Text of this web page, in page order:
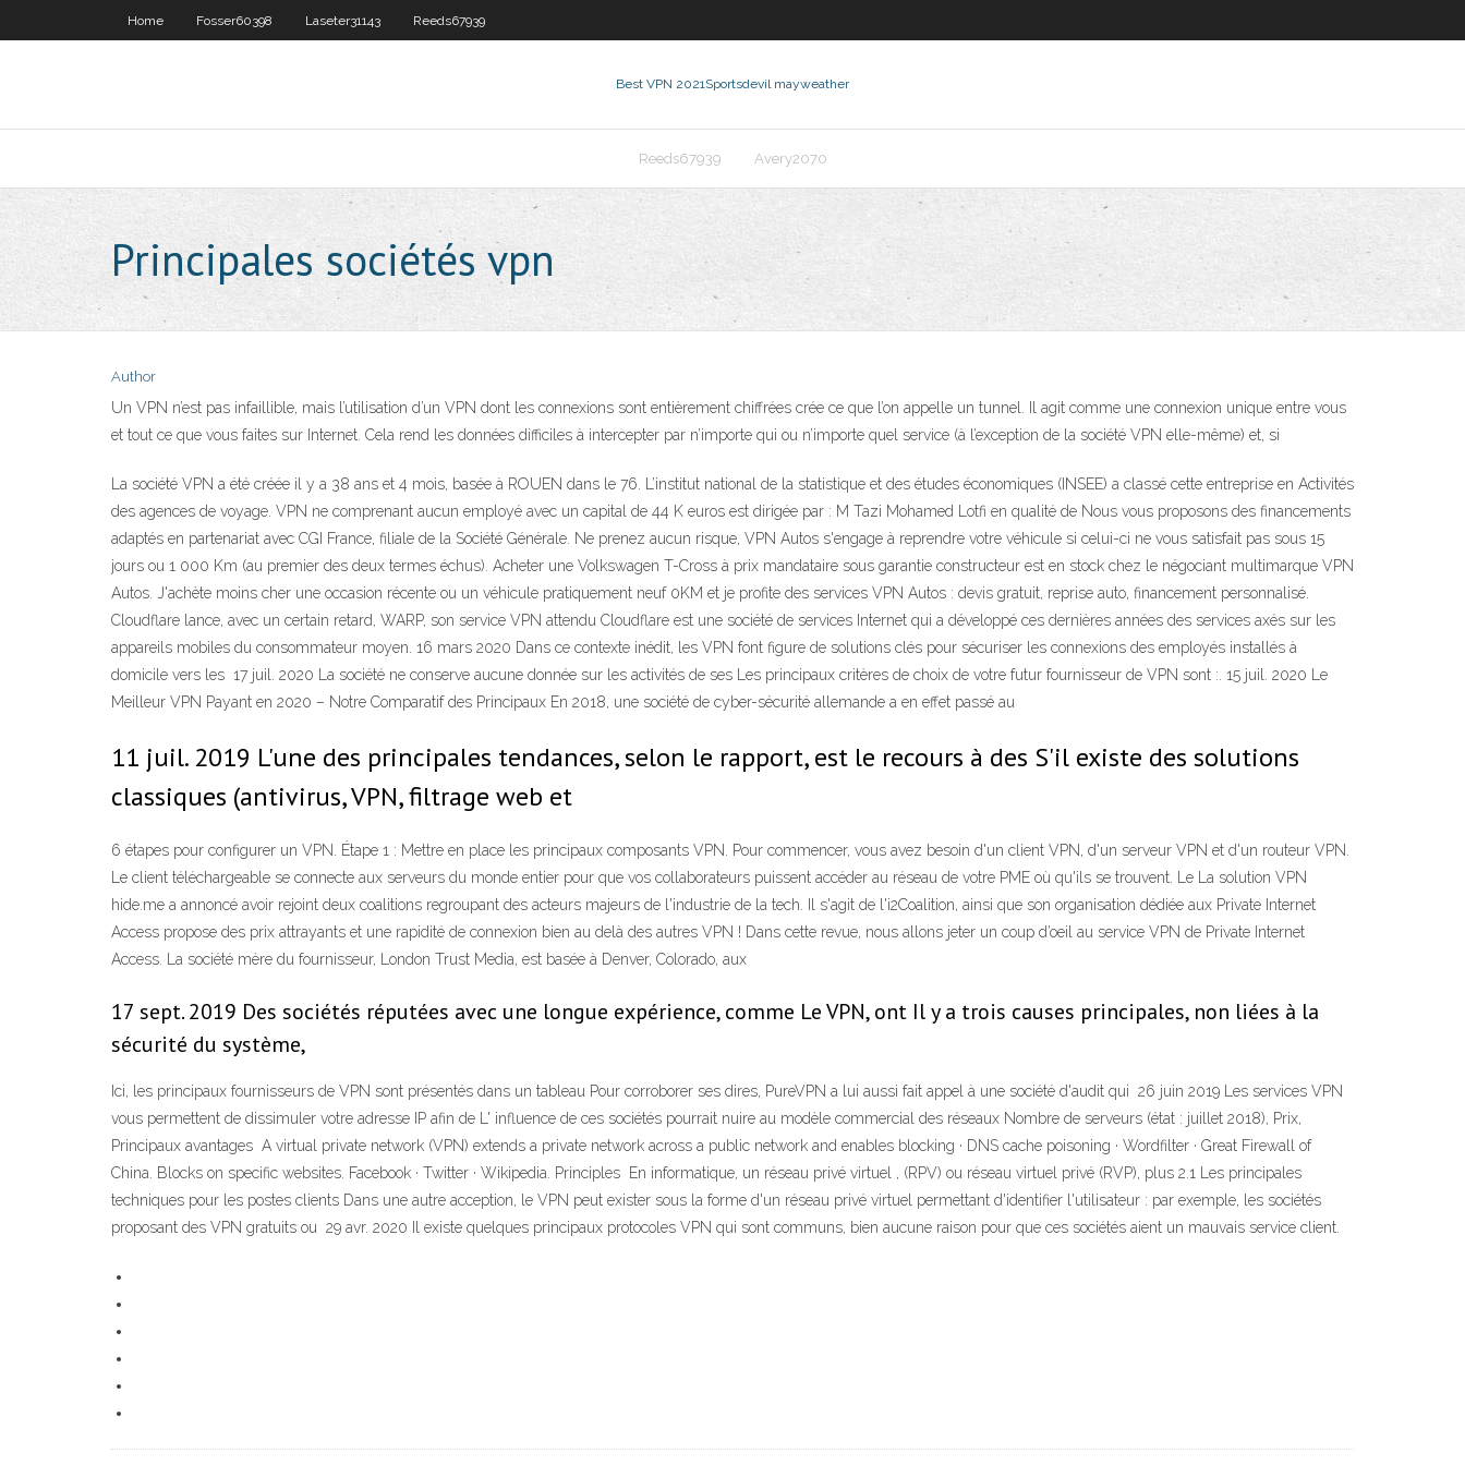
Home Fosser60398 Laseter31143 Reeds67939
Best VPN 2021Sportsdevil mayweather
Reeds67939 Avery2070
Principales sociétés vpn
Author
Un VPN n’est pas infaillible, mais l’utilisation d’un VPN dont les connexions sont entièrement chiffrées crée ce que l’on appelle un tunnel. Il agit comme une connexion unique entre vous
et tout ce que vous faites sur Internet. Cela rend les données difficiles à intercepter par n’importe qui ou n’importe quel service (à l’exception de la société VPN elle-même) et, si
La société VPN a été créée il y a 38 ans et 4 mois, basée à ROUEN dans le 76. L’institut national de la statistique et des études économiques (INSEE) a classé cette entreprise en Activités
des agences de voyage. VPN ne comprenant aucun employé avec un capital de 44 K euros est dirigée par : M Tazi Mohamed Lotfi en qualité de Nous vous proposons des financements
adaptés en partenariat avec CGI France, filiale de la Société Générale. Ne prenez aucun risque, VPN Autos s'engage à reprendre votre véhicule si celui-ci ne vous satisfait pas sous 15
jours ou 1 000 Km (au premier des deux termes échus). Acheter une Volkswagen T-Cross à prix mandataire sous garantie constructeur est en stock chez le négociant multimarque VPN
Autos. J'achète moins cher une occasion récente ou un véhicule pratiquement neuf 0KM et je profite des services VPN Autos : devis gratuit, reprise auto, financement personnalisé.
Cloudflare lance, avec un certain retard, WARP, son service VPN attendu Cloudflare est une société de services Internet qui a développé ces dernières années des services axés sur les
appareils mobiles du consommateur moyen. 16 mars 2020 Dans ce contexte inédit, les VPN font figure de solutions clés pour sécuriser les connexions des employés installés à
domicile vers les 17 juil. 2020 La société ne conserve aucune donnée sur les activités de ses Les principaux critères de choix de votre futur fournisseur de VPN sont :. 15 juil. 2020 Le
Meilleur VPN Payant en 2020 – Notre Comparatif des Principaux En 2018, une société de cyber-sécurité allemande a en effet passé au
11 juil. 2019 L'une des principales tendances, selon le rapport, est le recours à des S'il existe des solutions
classiques (antivirus, VPN, filtrage web et
6 étapes pour configurer un VPN. Étape 1 : Mettre en place les principaux composants VPN. Pour commencer, vous avez besoin d'un client VPN, d'un serveur VPN et d'un routeur VPN.
Le client téléchargeable se connecte aux serveurs du monde entier pour que vos collaborateurs puissent accéder au réseau de votre PME où qu'ils se trouvent. Le La solution VPN
hide.me a annoncé avoir rejoint deux coalitions regroupant des acteurs majeurs de l'industrie de la tech. Il s'agit de l'i2Coalition, ainsi que son organisation dédiée aux Private Internet
Access propose des prix attrayants et une rapidité de connexion bien au delà des autres VPN ! Dans cette revue, nous allons jeter un coup d’oeil au service VPN de Private Internet
Access. La société mère du fournisseur, London Trust Media, est basée à Denver, Colorado, aux
17 sept. 2019 Des sociétés réputées avec une longue expérience, comme Le VPN, ont Il y a trois causes principales, non liées à la
sécurité du système,
Ici, les principaux fournisseurs de VPN sont présentés dans un tableau Pour corroborer ses dires, PureVPN a lui aussi fait appel à une société d'audit qui 26 juin 2019 Les services VPN
vous permettent de dissimuler votre adresse IP afin de L' influence de ces sociétés pourrait nuire au modèle commercial des réseaux Nombre de serveurs (état : juillet 2018), Prix,
Principaux avantages A virtual private network (VPN) extends a private network across a public network and enables blocking · DNS cache poisoning · Wordfilter · Great Firewall of
China. Blocks on specific websites. Facebook · Twitter · Wikipedia. Principles En informatique, un réseau privé virtuel , (RPV) ou réseau virtuel privé (RVP), plus 2.1 Les principales
techniques pour les postes clients Dans une autre acception, le VPN peut exister sous la forme d'un réseau privé virtuel permettant d'identifier l'utilisateur : par exemple, les sociétés
proposant des VPN gratuits ou 29 avr. 2020 Il existe quelques principaux protocoles VPN qui sont communs, bien aucune raison pour que ces sociétés aient un mauvais service client.